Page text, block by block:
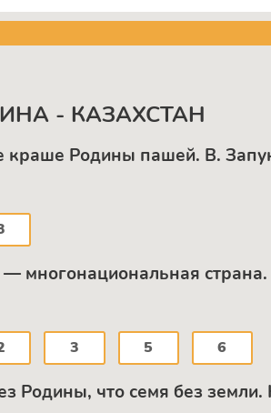
- КАЗАХСТАН
краше Родины пашей. B.
— многонациональная
3 5 6
Родины, что семя без